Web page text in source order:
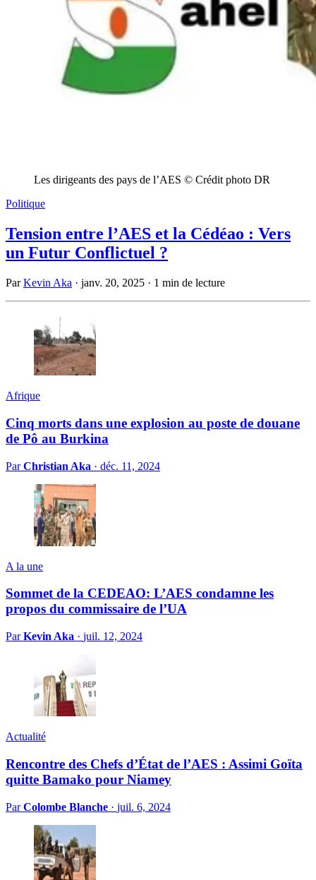
Les dirigeants des pays de l’AES © Crédit photo DR
Politique
Tension entre l’AES et la Cédéao : Vers
un Futur Conflictuel ?
ParKevin Aka · janv. 20, 2025 · 1 min de lecture
Afrique
Cinq morts dans une explosion au poste de douane
de Pô au Burkina
ParChristian Aka · déc. 11, 2024
A la une
Sommet de la CEDEAO: L’AES condamne les
propos du commissaire de l’UA
ParKevin Aka · juil. 12, 2024
Actualité
Rencontre des Chefs d’État de l’AES : Assimi Goïta
quitte Bamako pour Niamey
ParColombe Blanche · juil. 6, 2024